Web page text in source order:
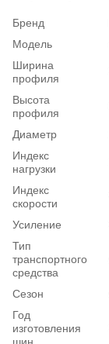
Бренд
Модель
Ширина
профиля
Высота
профиля
Диаметр
Индекс
нагрузки
Индекс
скорости
Усиление
Тип
транспортного
средства
Сезон
Год
изготовления
шин